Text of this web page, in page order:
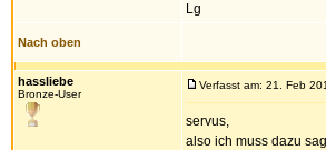
Lg
Nach oben
hassliebe
Bronze-User
Verfasst am: 21. Feb
servus,
also ich muss dazu